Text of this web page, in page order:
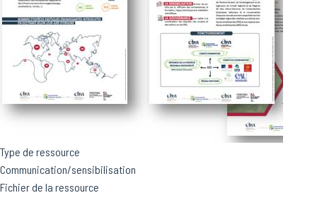
Type de ressource
Communication/sensibilisation
Fichier de la ressource